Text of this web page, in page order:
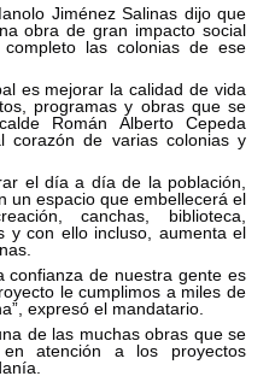
Jiménez Salinas dijo que
obra de gran impacto social
las colonias de ese
es mejorar la calidad de vida
programas y obras que se
Román Alberto Cepeda
corazón de varias colonias y
el día a día de la población,
un espacio que embellecerá el
canchas, biblioteca,
y con ello incluso, aumenta el
confianza de nuestra gente es
le cumplimos a miles de
expresó el mandatario.
de las muchas obras que se
atención a los proyectos